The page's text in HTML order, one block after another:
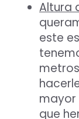
Altura
este
mayor
que